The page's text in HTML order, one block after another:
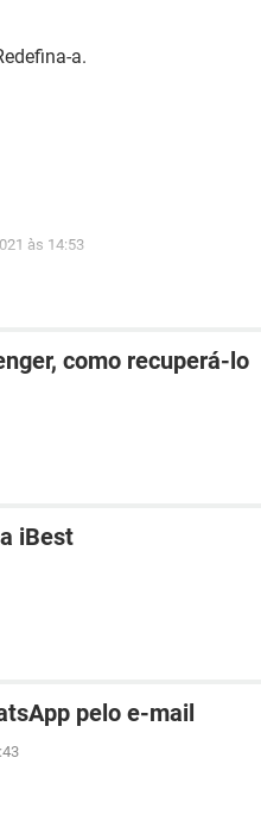
a.
às 14:53
como recuperá-lo
iBest
pelo e-mail